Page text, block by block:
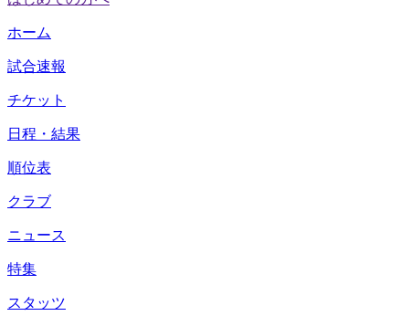
ホーム
試合速報
チケット
日程・結果
順位表
クラブ
ニュース
特集
スタッツ